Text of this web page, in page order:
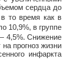
сердца до
то время как в
10,9%, в группе
Снижение
прогноз жизни
инфаркта